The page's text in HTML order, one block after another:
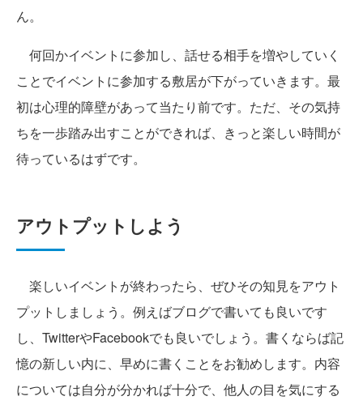
ん。
何回かイベントに参加し、話せる相手を増やしていく
ことでイベントに参加する敷居が下がっていきます。最
初は心理的障壁があって当たり前です。ただ、その気持
ちを一歩踏み出すことができれば、きっと楽しい時間が
待っているはずです。
アウトプットしよう
楽しいイベントが終わったら、ぜひその知見をアウト
プットしましょう。例えばブログで書いても良いです
し、TwitterやFacebookでも良いでしょう。書くならば記
憶の新しい内に、早めに書くことをお勧めします。内容
については自分が分かれば十分で、他人の目を気にする